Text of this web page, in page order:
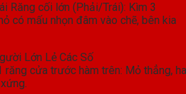
Răng cối lớn (Phải/Trái): Kìm 3
có mấu nhọn đâm vào chẽ, bên kia
răng cửa trước hàm trên: Mỏ thẳng,